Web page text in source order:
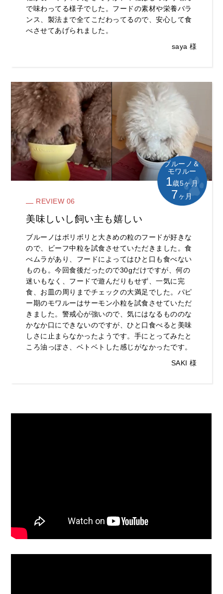
で味わってる様子でした。フードの素材や栄養バラ
ンス、製法まで全てこだわってるので、安心して食
べさせてあげられました。
saya 様
REVIEW 06
美味しいし飼い主も嬉しい
ブルーノはボリボリと大きめの粒のフードが好きな
ので、ビーフ中粒を試食させていただきました。食
べムラがあり、フードによってはひと口も食べない
ものも。今回食後だったので30gだけですが、何の
迷いもなく、フードで遊んだりもせず、一気に完
食、お皿の周りまでチェックの大満足でした。パピ
ー期のモワルーはサーモン小粒を試食させていただ
きました。警戒心が強いので、気にはなるもののな
かなか口にできないのですが、ひと口食べると美味
しさに止まらなかったようです。手にとってみたと
ころ油っぽさ、ベトベトした感じがなかったです。
SAKI 様
ブルーノ＆
モワルー
1歳5ヶ月
7ヶ月